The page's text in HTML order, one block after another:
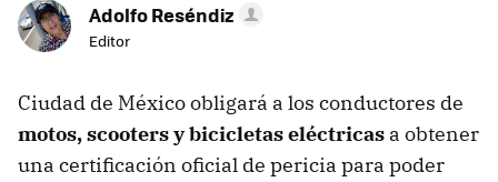
Adolfo Reséndiz
Editor
Ciudad de México obligará a los conductores de
motos, scooters y bicicletas eléctricas a obtener
una certificación oficial de pericia para poder